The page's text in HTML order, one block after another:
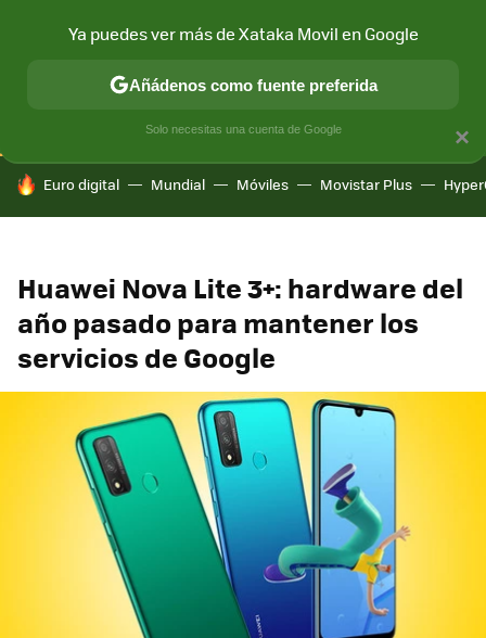
CONECTIVIDAD MÓVIL Y SOCIEDAD APLICACIONES
HOY SE HABLA DE
Euro digital Mundial Móviles Movistar Plus
Huawei Nova Lite 3+: hardware del
año pasado para mantener los
servicios de Google
×
Ya puedes ver más de Xataka Movil en Google
Añádenos como fuente preferida
Solo necesitas una cuenta de Google